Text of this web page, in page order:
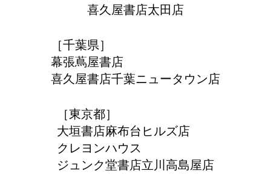
喜久屋書店太田店
［千葉県］
幕張蔦屋書店
喜久屋書店千葉ニュータウン店
［東京都］
大垣書店麻布台ヒルズ店
クレヨンハウス
ジュンク堂書店立川高島屋店